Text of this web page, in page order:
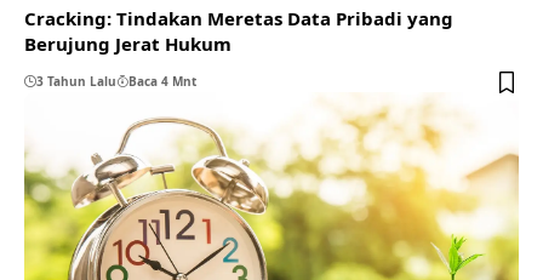
Cracking: Tindakan Meretas Data Pribadi yang
Berujung Jerat Hukum
3 Tahun Lalu Baca 4 Mnt